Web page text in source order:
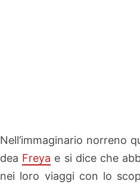
Nell’immaginario norreno
dea Freya e si dice che
nei loro viaggi con lo